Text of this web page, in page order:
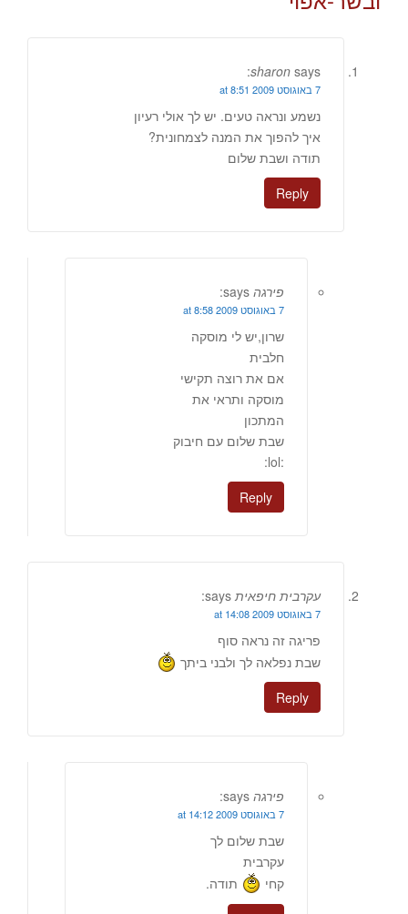
sharon says:
7 באוגוסט 2009 at 8:51
נשמע ונראה טעים. יש לך אולי רעיון
איך להפוך את המנה לצמחונית?
תודה ושבת שלום
Reply
פירגה says:
7 באוגוסט 2009 at 8:58
שרון,יש לי מוסקה
חלבית
אם את רוצה תקישי
מוסקה ותראי את
המתכון
שבת שלום עם חיבוק
:lol:
Reply
עקרבית חיפאית says:
7 באוגוסט 2009 at 14:08
פריגה זה נראה סוף
שבת נפלאה לך ולבני ביתך
Reply
פירגה says:
7 באוגוסט 2009 at 14:12
שבת שלום לך
עקרבית
קחי
תודה.